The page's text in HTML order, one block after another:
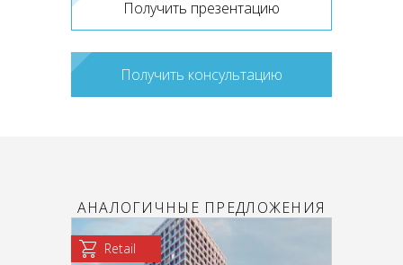
Получить презентацию
Получить консультацию
АНАЛОГИЧНЫЕ ПРЕДЛОЖЕНИЯ
Retail